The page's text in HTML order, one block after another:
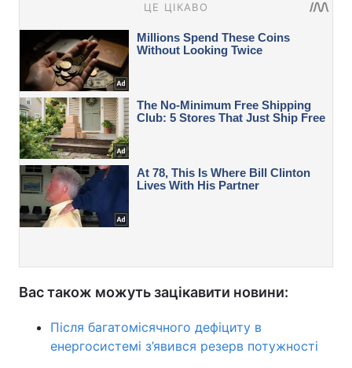
Вас також можуть зацікавити новини:
Після багатомісячного дефіциту в
енергосистемі з’явився резерв потужності